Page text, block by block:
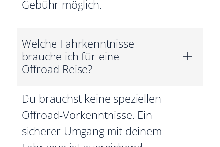
Gebühr möglich.
Welche Fahrkenntnisse
brauche ich für eine
Offroad Reise?
Du brauchst keine speziellen
Offroad-Vorkenntnisse. Ein
sicherer Umgang mit deinem